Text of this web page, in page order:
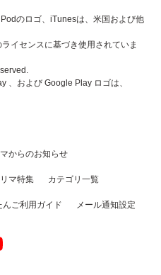
のロゴ、iTunesは、米国および他
イセンスに基づき使用されていま
、および Google Play ロゴは、
からのお知らせ
マ特集 カテゴリ一覧
んご利用ガイド メール通知設定